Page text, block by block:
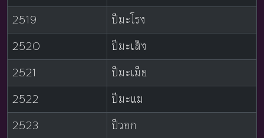
2519
ปีมะโรง
2520
ปีมะเส็ง
2521
ปีมะเมีย
2522
ปีมะแม
2523
ปีวอก